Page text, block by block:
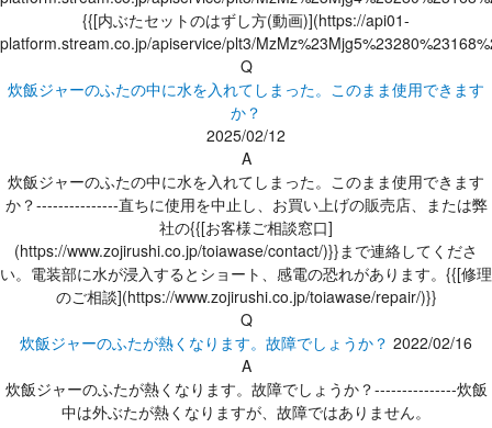
{{[内ぶたセットのはずし方(動画)](https://api01-
platform.stream.co.jp/apiservice/plt3/
Q
炊飯ジャーのふたの中に水を入れてしまった。このまま使用できます
か？
2025/02/12
A
炊飯ジャーのふたの中に水を入れてしまった。このまま使用できます
か？---------------直ちに使用を中止し、お買い上げの販売店、または弊
社の{{[お客様ご相談窓口]
(https://www.zojirushi.co.jp/toiawase/contact/)}}まで連絡してくださ
い。電装部に水が浸入するとショート、感電の恐れがあります。{{[修理
のご相談](https://www.zojirushi.co.jp/toiawase/repair/)}}
Q
炊飯ジャーのふたが熱くなります。故障でしょうか？ 2022/02/16
A
炊飯ジャーのふたが熱くなります。故障でしょうか？---------------炊飯
中は外ぶたが熱くなりますが、故障ではありません。